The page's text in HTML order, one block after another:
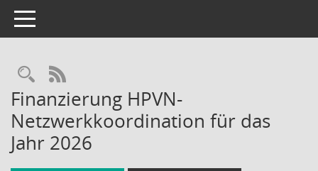
Toggle navigation
Rechercheauswahl
RSS-Feed
Finanzierung HPVN-
Netzwerkkoordination für das
Jahr 2026